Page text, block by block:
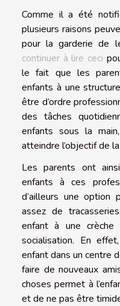
Comme il a été
plusieurs raisons
pour la garderie de
continuer à lire ceci
le fait que les
enfants à une
être d’ordre
des tâches
enfants sous la
atteindre l’objectif de
Les parents ont
enfants à ces
d’ailleurs une option
assez de
enfant à une crèche
socialisation. En
enfant dans un centre
faire de nouveaux
choses permet à
et de ne pas être